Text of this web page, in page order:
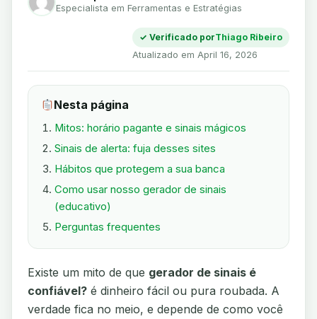
Especialista em Ferramentas e Estratégias
✓ Verificado porThiago Ribeiro
Atualizado em April 16, 2026
Nesta página
Mitos: horário pagante e sinais mágicos
Sinais de alerta: fuja desses sites
Hábitos que protegem a sua banca
Como usar nosso gerador de sinais
(educativo)
Perguntas frequentes
Existe um mito de que gerador de sinais é
confiável? é dinheiro fácil ou pura roubada. A
verdade fica no meio, e depende de como você